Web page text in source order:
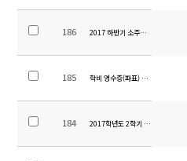
186 2017 하반기 소주한국학교 교원초
185 학비 영수증(파표) 관련 안내
184 2017학년도 2학기 신,편입학 안내